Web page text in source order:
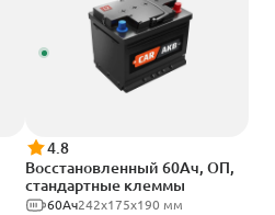
4.8
Восстановленный 60Ач, ОП,
стандартные клеммы
242х175х190 мм
60Ач